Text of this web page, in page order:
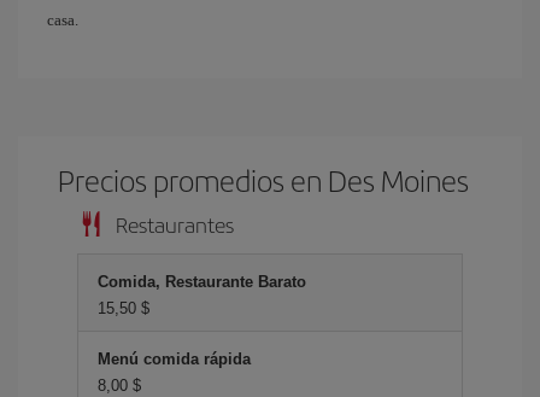
casa.
Precios promedios en Des Moines
Restaurantes
Comida, Restaurante Barato
15,50 $
Menú comida rápida
8,00 $